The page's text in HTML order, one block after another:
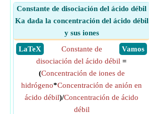
Constante de disociación del ácido débil
Ka dada la concentración del ácido débil
y sus iones
​ LaTeX
​ Vamos
Constante de
disociación del ácido débil =
(Concentración de iones de
hidrógeno*Concentración de anión en
ácido débil)/Concentración de ácido
débil